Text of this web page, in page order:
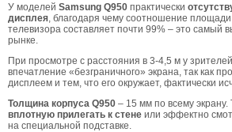
У моделей Samsung Q950 практически
дисплея, благодаря чему соотношение площади
телевизора составляет почти 99% – это самый
рынке.
При просмотре с расстояния в 3-4,5 м у
впечатление «безграничного» экрана, так как
дисплеем и тем, что его окружает, фактически
Толщина корпуса Q950 – 15 мм по всему экрану.
вплотную прилегать к стене или эффектно
на специальной подставке.